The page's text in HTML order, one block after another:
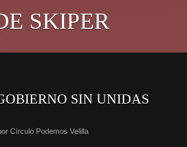
SKIPER
SIN UNIDAS
Círculo Podemos Velilla